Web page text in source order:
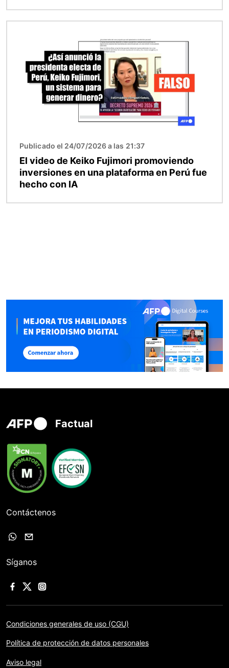
Publicado el 24/07/2026 a las 21:37
El video de Keiko Fujimori promoviendo
inversiones en una plataforma en Perú fue
hecho con IA
Factual
Contáctenos
Síganos
Condiciones generales de uso (CGU)
Política de protección de datos personales
Aviso legal